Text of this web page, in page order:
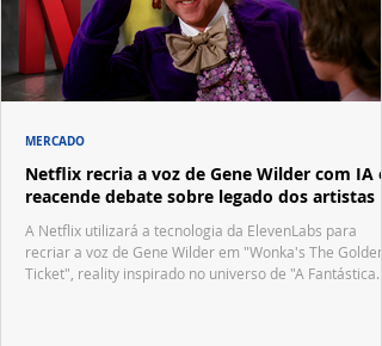
Netflix recria a voz de Gene Wilder com IA e
reacende debate sobre legado dos artistas
A Netflix utilizará a tecnologia da ElevenLabs para
recriar a voz de Gene Wilder em "Wonka's The Golden
Ticket", reality inspirado no universo de "A Fantástica
MERCADO